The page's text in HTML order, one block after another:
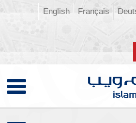
Français
English